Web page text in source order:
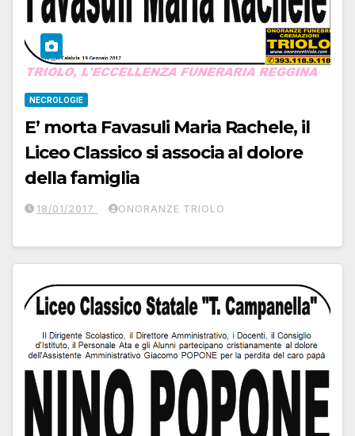
NECROLOGIE
E’ morta Favasuli Maria Rachele, il
Liceo Classico si associa al dolore
della famiglia
18/01/2017 ONORANZE TRIOLO